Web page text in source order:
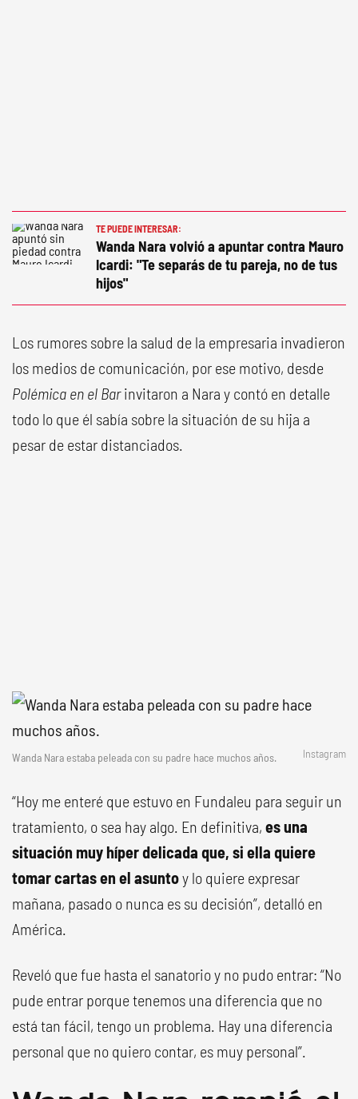
TE PUEDE INTERESAR:
Wanda Nara volvió a apuntar contra Mauro
Icardi: "Te separás de tu pareja, no de tus
hijos"
Los rumores sobre la salud de la empresaria invadieron
los medios de comunicación, por ese motivo, desde
Polémica en el Barinvitaron a Nara y contó en detalle
todo lo que él sabía sobre la situación de su hija a
pesar de estar distanciados.
Wanda Nara estaba peleada con su padre hace muchos años. Instagram
“Hoy me enteré que estuvo en Fundaleu para seguir un
tratamiento, o sea hay algo. En definitiva, es una
situación muy híper delicada que, si ella quiere
tomar cartas en el asuntoy lo quiere expresar
mañana, pasado o nunca es su decisión”, detalló en
América.
Reveló que fue hasta el sanatorio y no pudo entrar: “No
pude entrar porque tenemos una diferencia que no
está tan fácil, tengo un problema. Hay una diferencia
personal que no quiero contar, es muy personal”.